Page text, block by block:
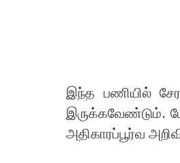
இந்த பணியில்
இருக்கவேண்டும்.
அதிகாரப்பூர்வ